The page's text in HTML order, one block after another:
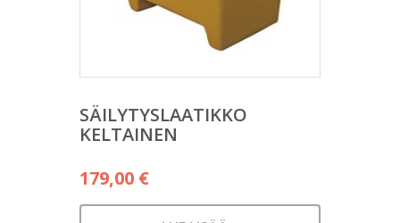
SÄILYTYSLAATIKKO
KELTAINEN
179,00 €